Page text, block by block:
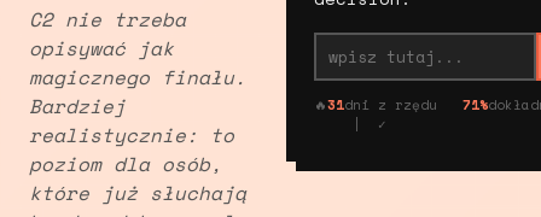
C2 nie trzeba
opisywać jak
magicznego finału.
Bardziej
realistycznie: to
poziom dla osób,
które już słuchają
🔥31dni z rzędu
| ✓
71%